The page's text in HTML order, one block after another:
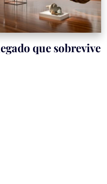
que sobrevive